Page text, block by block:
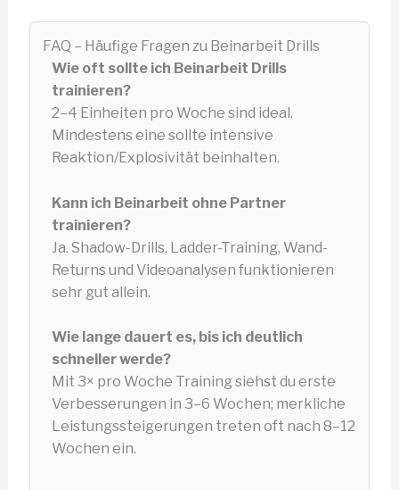
FAQ – Häufige Fragen zu Beinarbeit Drills
Wie oft sollte ich Beinarbeit Drills
trainieren?
2–4 Einheiten pro Woche sind ideal.
Mindestens eine sollte intensive
Reaktion/Explosivität beinhalten.
Kann ich Beinarbeit ohne Partner
trainieren?
Ja. Shadow-Drills, Ladder-Training, Wand-
Returns und Videoanalysen funktionieren
sehr gut allein.
Wie lange dauert es, bis ich deutlich
schneller werde?
Mit 3× pro Woche Training siehst du erste
Verbesserungen in 3–6 Wochen; merkliche
Leistungssteigerungen treten oft nach 8–12
Wochen ein.